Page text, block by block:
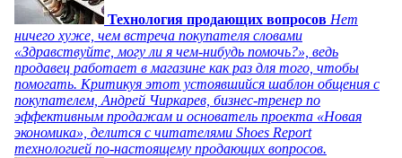
Технология продающих вопросов Нет
ничего хуже, чем встреча покупателя словами
«Здравствуйте, могу ли я чем-нибудь помочь?», ведь
продавец работает в магазине как раз для того, чтобы
помогать. Критикуя этот устоявшийся шаблон общения с
покупателем, Андрей Чиркарев, бизнес-тренер по
эффективным продажам и основатель проекта «Новая
экономика», делится с читателями Shoes Report
технологией по-настоящему продающих вопросов.